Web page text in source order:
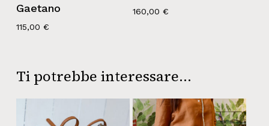
Gaetano
115,00 €
160,00€
Ti potrebbe interessare…